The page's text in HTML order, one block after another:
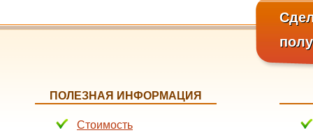
ПОЛЕЗНАЯ ИНФОРМАЦИЯ
Стоимость